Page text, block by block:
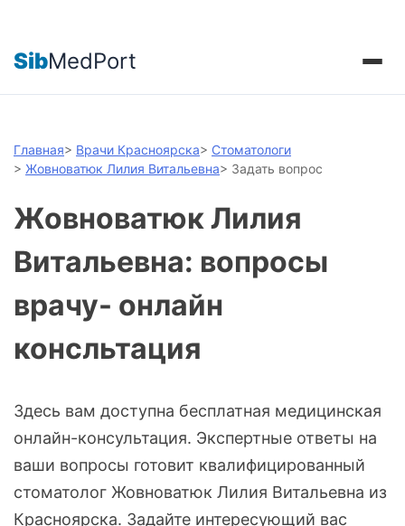
SibMedPort
Главная> Врачи Красноярска> Стоматологи
> Жовноватюк Лилия Витальевна> Задать вопрос
Жовноватюк Лилия
Витальевна: вопросы
врачу- онлайн
консльтация
Здесь вам доступна бесплатная медицинская
онлайн-консультация. Экспертные ответы на
ваши вопросы готовит квалифицированный
стоматолог Жовноватюк Лилия Витальевна из
Красноярска. Задайте интересующий вас